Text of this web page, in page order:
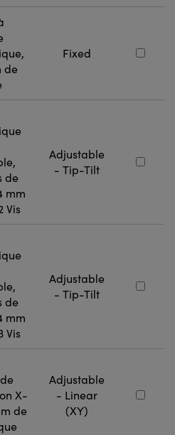
de
Fixed
de
mm
Vis
Adjustable
- Tip-Tilt
de
mm
Vis
Adjustable
- Tip-Tilt
X-
de
Adjustable
- Linear
(XY)